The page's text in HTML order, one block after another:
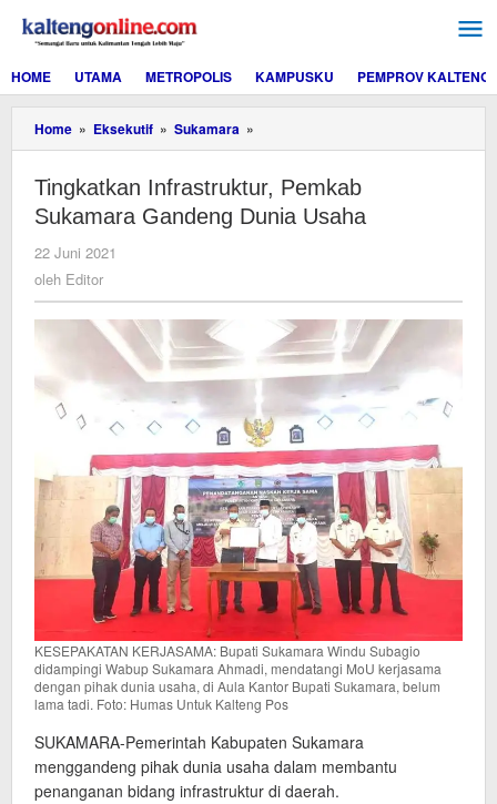
konten
HOME
UTAMA METROPOLIS KAMPUSKU PEMPROV KALTENG
Home » Eksekutif » Sukamara »
Infrastruktur,
Sukamara
Gandeng
Dunia
Tingkatkan Infrastruktur, Pemkab
Sukamara Gandeng Dunia Usaha
22 Juni 2021
oleh Editor
KESEPAKATAN KERJASAMA: Bupati Sukamara Windu Subagio
didampingi Wabup Sukamara Ahmadi, mendatangi MoU kerjasama
dengan pihak dunia usaha, di Aula Kantor Bupati Sukamara, belum
lama tadi. Foto: Humas Untuk Kalteng Pos
SUKAMARA-Pemerintah Kabupaten Sukamara
menggandeng pihak dunia usaha dalam membantu
penanganan bidang infrastruktur di daerah.